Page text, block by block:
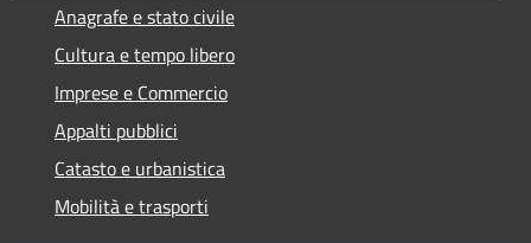
Anagrafe e stato civile
Cultura e tempo libero
Imprese e Commercio
Appalti pubblici
Catasto e urbanistica
Mobilità e trasporti